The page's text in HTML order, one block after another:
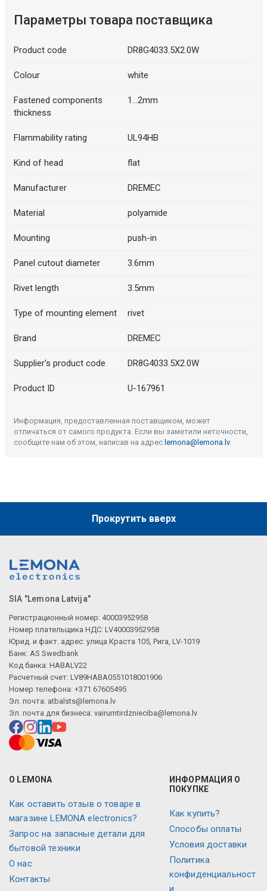
Параметры товара поставщика
Product code DR8G4033.5X2.0W
Colour white
Fastened components
thickness
1...2mm
Flammability rating UL94HB
Kind of head flat
Manufacturer DREMEC
Material polyamide
Mounting push-in
Panel cutout diameter 3.6mm
Rivet length 3.5mm
Type of mounting element rivet
Brand DREMEC
Supplier's product code DR8G4033.5X2.0W
Product ID U-167961
Информация, предоставленная поставщиком, может
отличаться от самого продукта. Если вы заметили неточности,
сообщите нам об этом, написав на адрес lemona@lemona.lv.
Прокрутить вверх
SIA "Lemona Latvija"
Регистрационный номер: 40003952958
Номер плательщика НДС: LV40003952958
Юрид. и факт. адрес: улица Краста 105, Рига, LV-1019
Банк: AS Swedbank
Код банка: HABALV22
Расчетный счет: LV89HABA0551018001906
Номер телефона: +371 67605495
Эл. почта: atbalsts@lemona.lv
Эл. почта для бизнеса: vairumtirdznieciba@lemona.lv
О LEMONA
Как оставить отзыв о товаре в
магазине LEMONA electronics?
Запрос на запасные детали для
бытовой техники
О нас
Контакты
ИНФОРМАЦИЯ О
ПОКУПКЕ
Как купить?
Способы оплаты
Условия доставки
Политика
конфиденциальност